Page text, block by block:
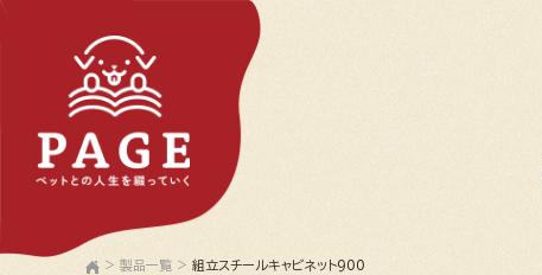
> 製品一覧 > 組立スチールキャビネット900